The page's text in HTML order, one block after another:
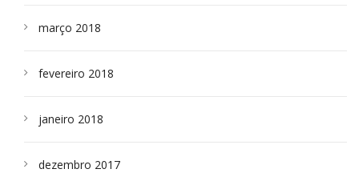
março 2018
fevereiro 2018
janeiro 2018
dezembro 2017